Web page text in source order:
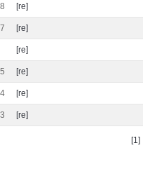
[re]
[re]
[re]
[re]
[re]
[re]
[1]